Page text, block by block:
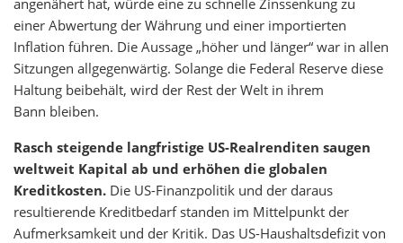
angenähert hat, würde eine zu schnelle Zinssenkung zu
einer Abwertung der Währung und einer importierten
Inflation führen. Die Aussage „höher und länger“ war in allen
Sitzungen allgegenwärtig. Solange die Federal Reserve diese
Haltung beibehält, wird der Rest der Welt in ihrem
Bann bleiben.
Rasch steigende langfristige US-Realrenditen saugen
weltweit Kapital ab und erhöhen die globalen
Kreditkosten. Die US-Finanzpolitik und der daraus
resultierende Kreditbedarf standen im Mittelpunkt der
Aufmerksamkeit und der Kritik. Das US-Haushaltsdefizit von